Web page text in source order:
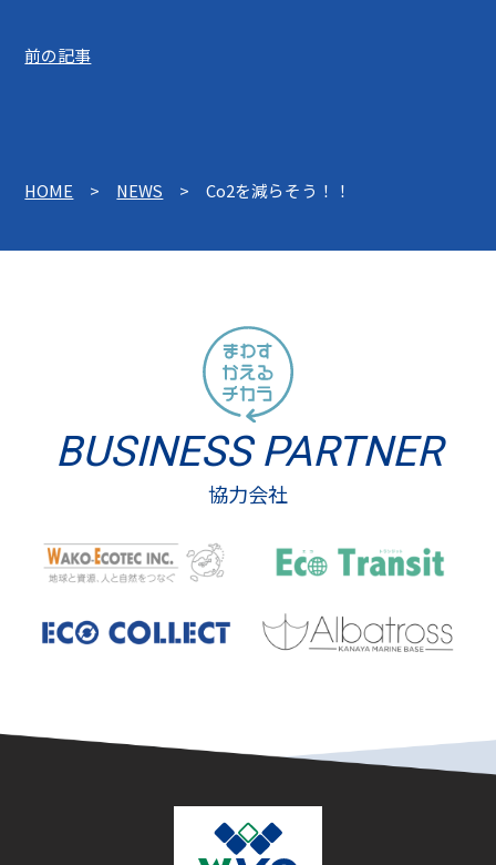
前の記事
HOME > NEWS > Co2を減らそう！！
BUSINESS PARTNER
協力会社